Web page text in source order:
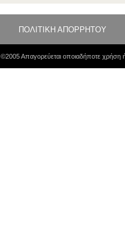
ΠΟΛΙΤΙΚΗ ΑΠΟΡΡΗΤΟΥ
©2005 Απαγορεύεται οποιαδήποτε χρήση